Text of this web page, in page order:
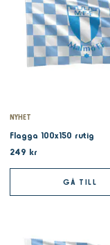
NYHET
Flagga 100x150 rutig
249 kr
GÅ TILL